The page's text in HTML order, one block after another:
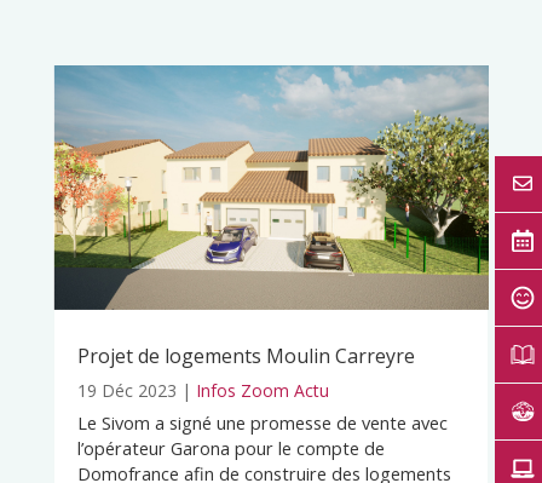
Projet de logements Moulin Carreyre
19 Déc 2023 | Infos Zoom Actu
Le Sivom a signé une promesse de vente avec
l’opérateur Garona pour le compte de
Domofrance afin de construire des logements